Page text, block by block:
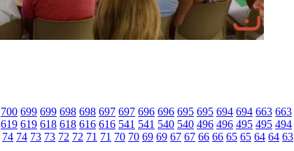
700 699 699 698 698 697 697 696 696 695 695 694 694 663 663
619 619 618 618 616 616 541 541 540 540 496 496 495 495 494
74 74 73 73 72 72 71 71 70 70 69 69 67 67 66 66 65 65 64 64 63